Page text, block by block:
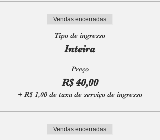
Vendas encerradas
Tipo de ingresso
Inteira
Preço
R$ 40,00
+ R$ 1,00 de taxa de serviço de ingresso
Vendas encerradas